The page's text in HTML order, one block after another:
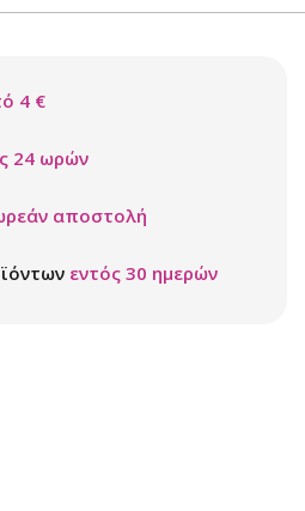
4 €
24 ωρών
αποστολή
εντός 30 ημερών